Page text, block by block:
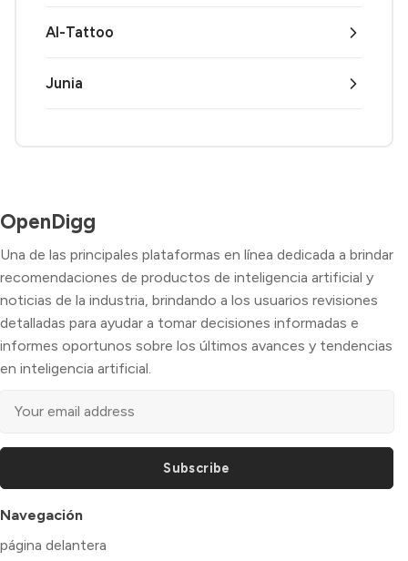
AI-Tattoo
Junia
OpenDigg
Una de las principales plataformas en línea dedicada a brindar
recomendaciones de productos de inteligencia artificial y
noticias de la industria, brindando a los usuarios revisiones
detalladas para ayudar a tomar decisiones informadas e
informes oportunos sobre los últimos avances y tendencias
en inteligencia artificial.
Subscribe
Navegación
página delantera